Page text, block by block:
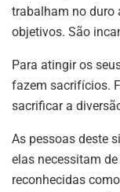
trabalham no duro
objetivos. São
Para atingir os
fazem sacrifícios.
sacrificar a
As pessoas deste
elas necessitam
reconhecidas